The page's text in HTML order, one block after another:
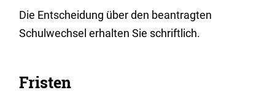
Die Entscheidung über den beantragten
Schulwechsel erhalten Sie schriftlich.
Fristen